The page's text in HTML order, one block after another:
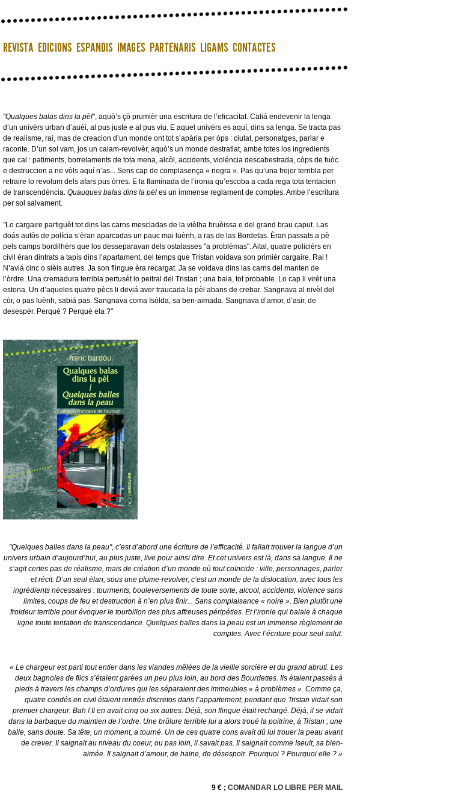
"Qualques balas dins la pèl", aquò’s çò prumièr una escritura de l’eficacitat. Caliá endevenir la lenga
d’un univèrs urban d’auèi, al pus juste e al pus viu. E aquel univèrs es aquí, dins sa lenga. Se tracta pas
de realisme, rai, mas de creacion d’un monde ont tot s’apària per òps : ciutat, personatges, parlar e
raconte. D’un sol vam, jos un calam-revolvèr, aquò’s un monde destratlat, ambe totes los ingredients
que cal : patiments, borrelaments de tota mena, alcòl, accidents, violéncia descabestrada, còps de fuòc
e destruccion a ne vòls aquí n’as... Sens cap de complasença « negra ». Pas qu’una frejor terribla per
retraire lo revolum dels afars pus òrres. E la flaminada de l’ironia qu’escoba a cada rega tota tentacion
de transcendéncia. Quauques balas dins la pèl es un immense reglament de comptes. Ambe l’escritura
per sol salvament.
"Lo cargaire partiguèt tot dins las carns mescladas de la vièlha bruèissa e del grand brau caput. Las
doás autòs de polícia s’èran aparcadas un pauc mai luènh, a ras de las Bordetas. Èran passats a pè
pels camps bordilhèrs que los desseparavan dels ostalasses "a problèmas". Aital, quatre policièrs en
civil èran dintrats a tapís dins l’apartament, del temps que Tristan voidava son primièr cargaire. Rai !
N’aviá cinc o sièis autres. Ja son flingue èra recargat. Ja se voidava dins las carns del manten de
l’òrdre. Una cremadura terribla pertusèt lo peitral del Tristan ; una bala, tot probable. Lo cap li virèt una
estona. Un d’aqueles quatre pècs li deviá aver traucada la pèl abans de crebar. Sangnava al nivèl del
còr, o pas luènh, sabiá pas. Sangnava coma Isòlda, sa ben-aimada. Sangnava d’amor, d’asir, de
desespèr. Perqué ? Perqué ela ?"
"Quelques balles dans la peau", c’est d’abord une écriture de l’efficacité. Il fallait trouver la langue d’un
univers urbain d’aujourd’hui, au plus juste, live pour ainsi dire. Et cet univers est là, dans sa langue. Il ne
s’agit certes pas de réalisme, mais de création d’un monde où tout coïncide : ville, personnages, parler
et récit. D’un seul élan, sous une plume-revolver, c’est un monde de la dislocation, avec tous les
ingrédients nécessaires : tourments, bouleversements de toute sorte, alcool, accidents, violence sans
limites, coups de feu et destruction à n’en plus finir... Sans complaisance « noire ». Bien plutôt une
froideur terrible pour évoquer le tourbillon des plus affreuses péripéties. Et l’ironie qui balaie à chaque
ligne toute tentation de transcendance. Quelques balles dans la peau est un immense règlement de
comptes. Avec l’écriture pour seul salut.
« Le chargeur est parti tout entier dans les viandes mêlées de la vieille sorcière et du grand abruti. Les
deux bagnoles de flics s’étaient garées un peu plus loin, au bord des Bourdettes. Ils étaient passés à
pieds à travers les champs d’ordures qui les séparaient des immeubles « à problèmes ». Comme ça,
quatre condés en civil étaient rentrés discretos dans l’appartement, pendant que Tristan vidait son
premier chargeur. Bah ! Il en avait cinq ou six autres. Déjà, son flingue était rechargé. Déjà, il se vidait
dans la barbaque du maintien de l’ordre. Une brûlure terrible lui a alors troué la poitrine, à Tristan ; une
balle, sans doute. Sa tête, un moment, a tourné. Un de ces quatre cons avait dû lui trouer la peau avant
de crever. Il saignait au niveau du coeur, ou pas loin, il savait pas. Il saignait comme Iseult, sa bien-
aimée. Il saignait d’amour, de haine, de désespoir. Pourquoi ? Pourquoi elle ? »
9 € ; COMANDAR LO LIBRE PER MAIL